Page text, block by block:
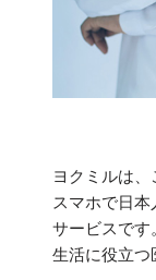
ヨクミルは
スマホで日
サービスです
生活に役立つ